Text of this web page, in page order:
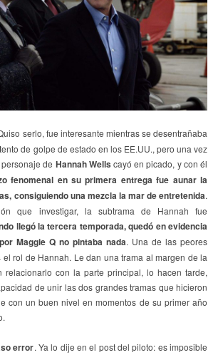
serlo, fue interesante mientras se desentrañaba
de golpe de estado en los EE.UU., pero una vez
de Hannah Wells cayó en picado, y con él
fenomenal en su primera entrega fue aunar la
consiguiendo una mezcla la mar de entretenida.
que investigar, la subtrama de Hannah fue
llegó la tercera temporada, quedó en evidencia
Maggie Q no pintaba nada. Una de las peores
rol de Hannah. Le dan una trama al margen de la
relacionarlo con la parte principal, lo hacen tarde,
de unir las dos grandes tramas que hicieron
con un buen nivel en momentos de su primer año
error. Ya lo dije en el post del piloto: es imposible